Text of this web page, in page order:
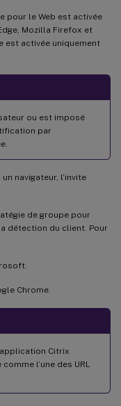
pour le Web est activée
Mozilla Firefox et
est activée uniquement
ou est imposé
par
navigateur, l’invite
de groupe pour
détection du client. Pour
Chrome.
Citrix
comme l’une des URL